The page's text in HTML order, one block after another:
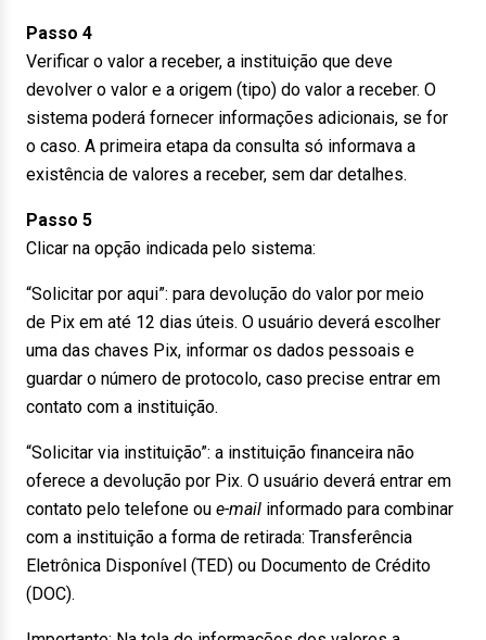
Passo 4
Verificar o valor a receber, a instituição que deve
devolver o valor e a origem (tipo) do valor a receber. O
sistema poderá fornecer informações adicionais, se for
o caso. A primeira etapa da consulta só informava a
existência de valores a receber, sem dar detalhes.
Passo 5
Clicar na opção indicada pelo sistema:
“Solicitar por aqui”: para devolução do valor por meio
de Pix em até 12 dias úteis. O usuário deverá escolher
uma das chaves Pix, informar os dados pessoais e
guardar o número de protocolo, caso precise entrar em
contato com a instituição.
“Solicitar via instituição”: a instituição financeira não
oferece a devolução por Pix. O usuário deverá entrar em
contato pelo telefone ou e-mail informado para combinar
com a instituição a forma de retirada: Transferência
Eletrônica Disponível (TED) ou Documento de Crédito
(DOC).